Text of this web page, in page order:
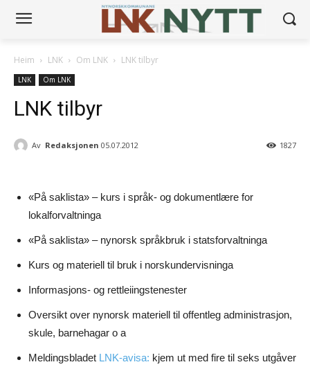
Heim LNK Om LNK LNK tilbyr
LNK Om LNK
LNK tilbyr
Av Redaksjonen 05.07.2012 1827
«På saklista» – kurs i språk- og dokumentlære for
lokalforvaltninga
«På saklista» – nynorsk språkbruk i statsforvaltninga
Kurs og materiell til bruk i norskundervisninga
Informasjons- og rettleiingstenester
Oversikt over nynorsk materiell til offentleg administrasjon,
skule, barnehagar o a
Meldingsbladet LNK-avisa: kjem ut med fire til seks utgåver